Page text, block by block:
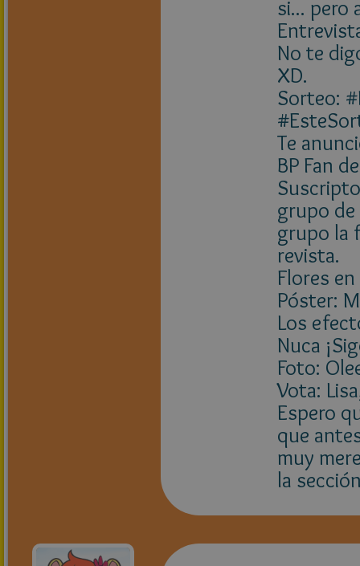
si... pero
No te
XD.
Sorteo:
Te
BP Fan
grupo de
grupo la
revista.
Flores
Póster:
Los
Nuca
Foto:
Vota:
Espero
que
muy
la